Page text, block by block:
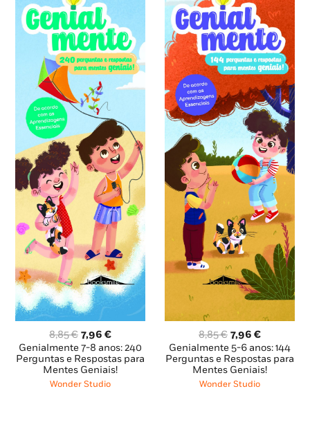
8,85€ O
preço
original
era:
8,85 €.
7,96 €O
preço
atual
é:
7,96 €.
Genialmente 7-8 anos: 240
Perguntas e Respostas para
Mentes Geniais!
Wonder Studio
8,85€ O
preço
original
era:
8,85 €.
7,96€O
preço
atual
é:
Genialmente 5-6 anos: 144
Perguntas e Respostas para
Mentes Geniais!
Wonder Studio